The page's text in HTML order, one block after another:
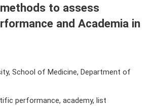
to assess
and Academia in
School of Medicine, Department of
performance, academy, list